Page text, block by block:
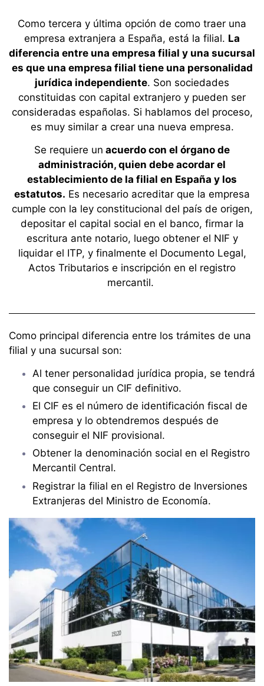
Como tercera y última opción de como traer una
empresa extranjera a España, está la filial. La
diferencia entre una empresa filial y una sucursal
es que una empresa filial tiene una personalidad
jurídica independiente. Son sociedades
constituidas con capital extranjero y pueden ser
consideradas españolas. Si hablamos del proceso,
es muy similar a crear una nueva empresa.
Se requiere un acuerdo con el órgano de
administración, quien debe acordar el
establecimiento de la filial en España y los
estatutos. Es necesario acreditar que la empresa
cumple con la ley constitucional del país de origen,
depositar el capital social en el banco, firmar la
escritura ante notario, luego obtener el NIF y
liquidar el ITP, y finalmente el Documento Legal,
Actos Tributarios e inscripción en el registro
mercantil.
Como principal diferencia entre los trámites de una
filial y una sucursal son:
Al tener personalidad jurídica propia, se tendrá
que conseguir un CIF definitivo.
El CIF es el número de identificación fiscal de
empresa y lo obtendremos después de
conseguir el NIF provisional.
Obtener la denominación social en el Registro
Mercantil Central.
Registrar la filial en el Registro de Inversiones
Extranjeras del Ministro de Economía.